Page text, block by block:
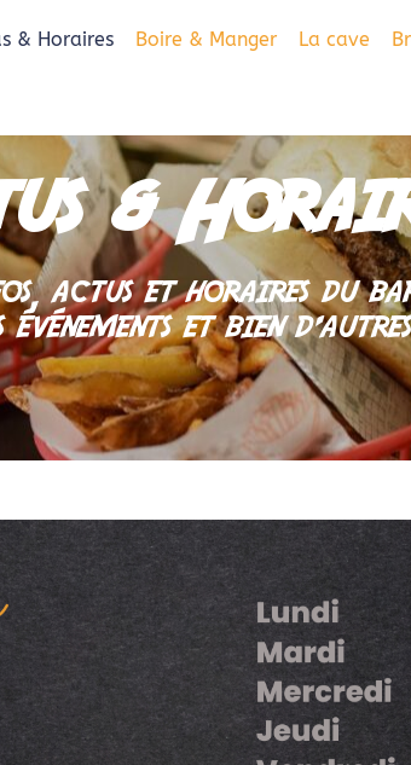
& Horaires Boire & Manger La cave
C'est par ici !
&
actus et horaires du
événements et bien